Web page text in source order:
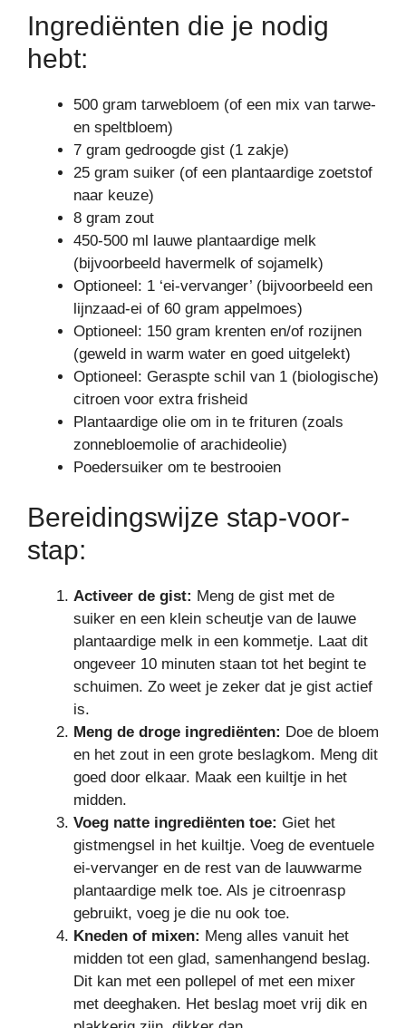
Ingrediënten die je nodig
hebt:
500 gram tarwebloem (of een mix van tarwe-
en speltbloem)
7 gram gedroogde gist (1 zakje)
25 gram suiker (of een plantaardige zoetstof
naar keuze)
8 gram zout
450-500 ml lauwe plantaardige melk
(bijvoorbeeld havermelk of sojamelk)
Optioneel: 1 ‘ei-vervanger’ (bijvoorbeeld een
lijnzaad-ei of 60 gram appelmoes)
Optioneel: 150 gram krenten en/of rozijnen
(geweld in warm water en goed uitgelekt)
Optioneel: Geraspte schil van 1 (biologische)
citroen voor extra frisheid
Plantaardige olie om in te frituren (zoals
zonnebloemolie of arachideolie)
Poedersuiker om te bestrooien
Bereidingswijze stap-voor-
stap:
Activeer de gist: Meng de gist met de
suiker en een klein scheutje van de lauwe
plantaardige melk in een kommetje. Laat dit
ongeveer 10 minuten staan tot het begint te
schuimen. Zo weet je zeker dat je gist actief
is.
Meng de droge ingrediënten: Doe de bloem
en het zout in een grote beslagkom. Meng dit
goed door elkaar. Maak een kuiltje in het
midden.
Voeg natte ingrediënten toe: Giet het
gistmengsel in het kuiltje. Voeg de eventuele
ei-vervanger en de rest van de lauwwarme
plantaardige melk toe. Als je citroenrasp
gebruikt, voeg je die nu ook toe.
Kneden of mixen: Meng alles vanuit het
midden tot een glad, samenhangend beslag.
Dit kan met een pollepel of met een mixer
met deeghaken. Het beslag moet vrij dik en